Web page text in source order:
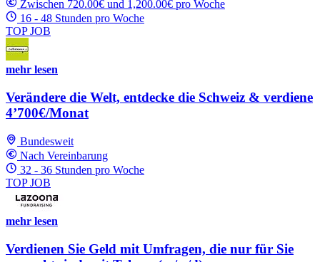
Zwischen 720.00€ und 1,200.00€ pro Woche
16 - 48 Stunden pro Woche
TOP JOB
mehr lesen
Verändere die Welt, entdecke die Schweiz & verdiene
4’700€/Monat
Bundesweit
Nach Vereinbarung
32 - 36 Stunden pro Woche
TOP JOB
mehr lesen
Verdienen Sie Geld mit Umfragen, die nur für Sie